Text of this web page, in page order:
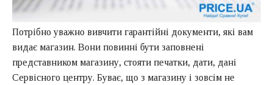
Потрібно уважно вивчити гарантійні документи, які вам
видає магазин. Вони повинні бути заповнені
представником магазину, стояти печатки, дати, дані
Сервісного центру. Буває, що з магазину і зовсім не